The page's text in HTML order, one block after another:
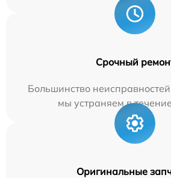
Срочный
Большинство
мы устраняем в
Оригинальные